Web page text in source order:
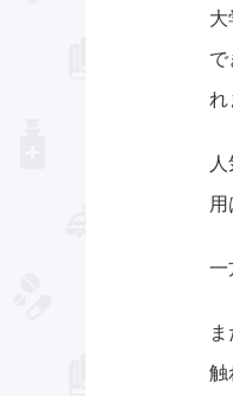
れ
用
一
触